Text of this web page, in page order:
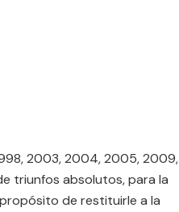
2003, 2004, 2005, 2009,
triunfos absolutos, para la
de restituirle a la